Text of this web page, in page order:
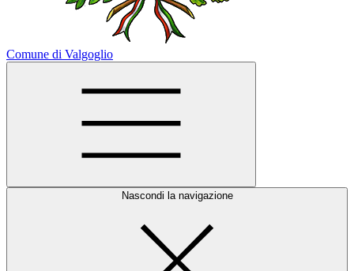
Comune di Valgoglio
Nascondi la navigazione